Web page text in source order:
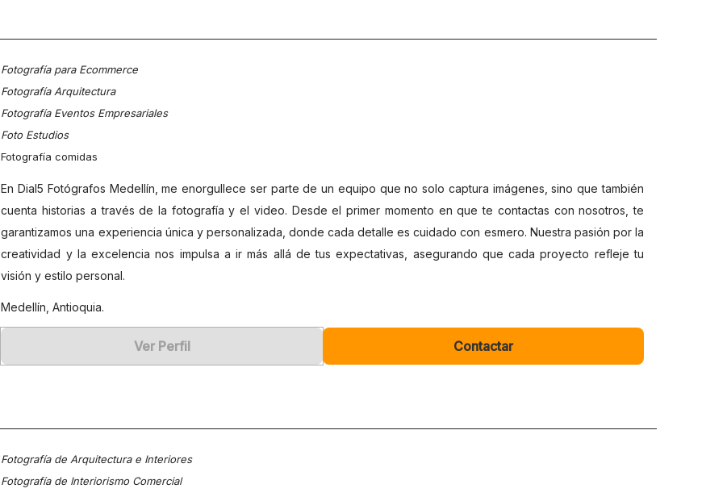
Fotografía para Ecommerce
Fotografía Arquitectura
Fotografía Eventos Empresariales
Foto Estudios
Fotografía comidas
En Dial5 Fotógrafos Medellín, me enorgullece ser parte de un equipo que no solo captura imágenes, sino que también
cuenta historias a través de la fotografía y el video. Desde el primer momento en que te contactas con nosotros, te
garantizamos una experiencia única y personalizada, donde cada detalle es cuidado con esmero. Nuestra pasión por la
creatividad y la excelencia nos impulsa a ir más allá de tus expectativas, asegurando que cada proyecto refleje tu
visión y estilo personal.
Medellín, Antioquia.
Ver Perfil Contactar
Fotografía de Arquitectura e Interiores
Fotografía de Interiorismo Comercial